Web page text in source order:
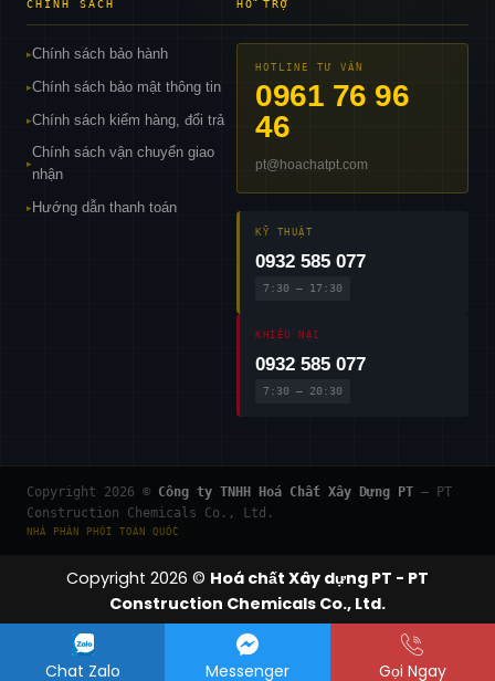
CHÍNH SÁCH
▸Chính sách bảo hành
▸Chính sách bảo mật thông tin
▸Chính sách kiểm hàng, đổi trả
▸
Chính sách vận chuyển giao
nhận
▸ Hướng dẫn thanh toán
HỖ TRỢ
HOTLINE TƯ VẤN
0961 76 96
46
pt@hoachatpt.com
KỸ THUẬT
0932 585 077
7:30 – 17:30
KHIẾU NẠI
0932 585 077
7:30 – 20:30
Copyright 2026 © Công ty TNHH Hoá Chất Xây Dựng PT — PT
Construction Chemicals Co., Ltd.
NHÀ PHÂN PHỐI TOÀN QUỐC
Copyright 2026 © Hoá chất Xây dựng PT - PT
Construction Chemicals Co., Ltd.
Chat Zalo Messenger Gọi Ngay